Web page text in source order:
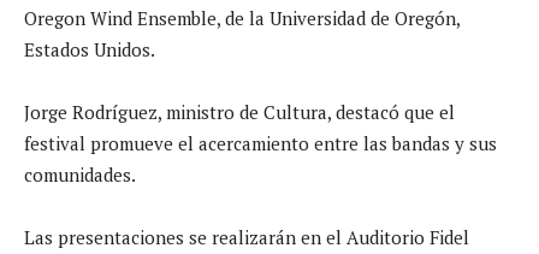
Oregon Wind Ensemble, de la Universidad de Oregón,
Estados Unidos.
Jorge Rodríguez, ministro de Cultura, destacó que el
festival promueve el acercamiento entre las bandas y sus
comunidades.
Las presentaciones se realizarán en el Auditorio Fidel